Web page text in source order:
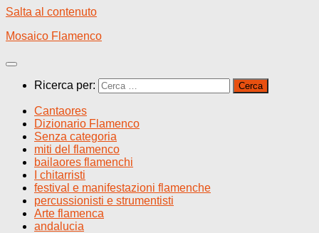
Salta al contenuto
Mosaico Flamenco
Ricerca per:
Cantaores
Dizionario Flamenco
Senza categoria
miti del flamenco
bailaores flamenchi
I chitarristi
festival e manifestazioni flamenche
percussionisti e strumentisti
Arte flamenca
andalucia